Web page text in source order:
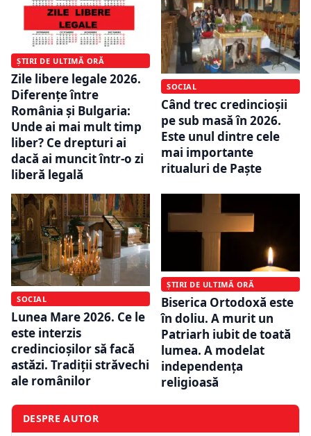
ȘTIRI DE ULTIMĂ ORĂ
Zile libere legale 2026.
Diferențe între
România și Bulgaria:
Unde ai mai mult timp
liber? Ce drepturi ai
dacă ai muncit într-o zi
liberă legală
SOCIAL
Când trec credincioșii
pe sub masă în 2026.
Este unul dintre cele
mai importante
ritualuri de Paște
SOCIAL
Lunea Mare 2026. Ce le
este interzis
credincioșilor să facă
astăzi. Tradiții străvechi
ale românilor
ȘTIRI DE ULTIMĂ ORĂ
Biserica Ortodoxă este
în doliu. A murit un
Patriarh iubit de toată
lumea. A modelat
independența
religioasă
DESPRE AUTOR